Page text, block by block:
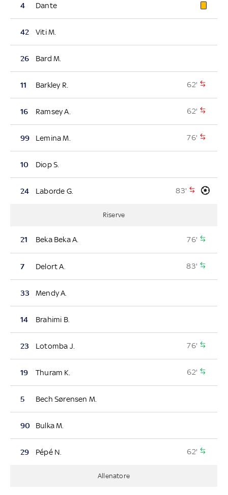
4 Dante
42 Viti M.
26 Bard M.
11 Barkley R. 62'
16 Ramsey A. 62'
99 Lemina M. 76'
10 Diop S.
24 Laborde G. 83'
Riserve
21 Beka Beka A. 76'
7 Delort A. 83'
33 Mendy A.
14 Brahimi B.
23 Lotomba J. 76'
19 Thuram K. 62'
5 Bech Sørensen M.
90 Bulka M.
29 Pépé N. 62'
Allenatore